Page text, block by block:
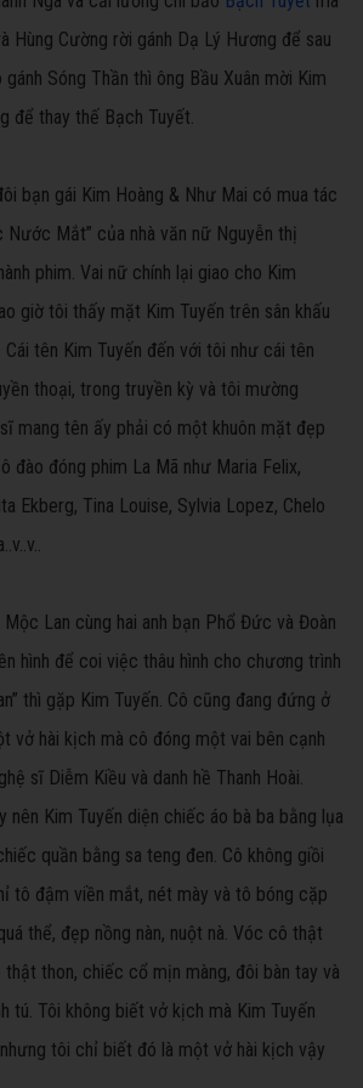
Hùng Cường rời gánh Dạ Lý Hương để sau
Sóng Thần thì ông Bầu Xuân mời Kim
để thay thế Bạch Tuyết.
bạn gái Kim Hoàng & Như Mai có mua tác
Nước Mắt” của nhà văn nữ Nguyễn thị
phim. Vai nữ chính lại giao cho Kim
giờ tôi thấy mặt Kim Tuyến trên sân khấu
Cái tên Kim Tuyến đến với tôi như cái tên
thoại, trong truyền kỳ và tôi mường
mang tên ấy phải có một khuôn mặt đẹp
đào đóng phim La Mã như Maria Felix,
Ekberg, Tina Louise, Sylvia Lopez, Chelo
Lan cùng hai anh bạn Phổ Đức và Đoàn
hình để coi việc thâu hình cho chương trình
thì gặp Kim Tuyến. Cô cũng đang đứng ở
vở hài kịch mà cô đóng một vai bên cạnh
sĩ Diễm Kiều và danh hề Thanh Hoài.
nên Kim Tuyến diện chiếc áo bà ba bằng lụa
quần bằng sa teng đen. Cô không giồi
tô đậm viền mắt, nét mày và tô bóng cặp
thể, đẹp nồng nàn, nuột nà. Vóc cô thật
thật thon, chiếc cổ mịn màng, đôi bàn tay và
tú. Tôi không biết vở kịch mà Kim Tuyến
tôi chỉ biết đó là một vở hài kịch vậy